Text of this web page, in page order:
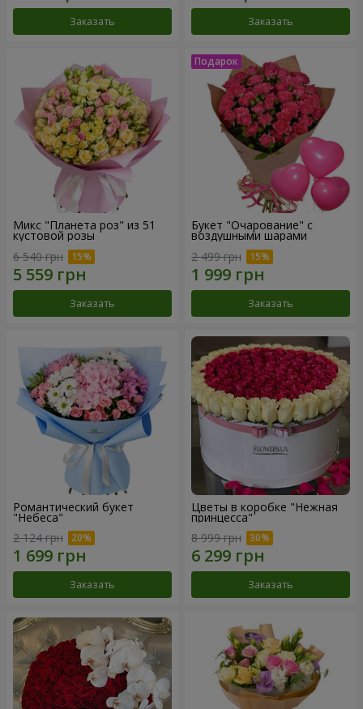
Заказать Заказать
Микс "Планета роз" из 51
кустовой розы
6 540 грн
Заказать
Букет "Очарование" с
воздушными шарами
2 499 грн
Заказать
Романтический букет
"Небеса"
2 124 грн
Заказать
Цветы в коробке "Нежная
принцесса"
8 999 грн
Заказать